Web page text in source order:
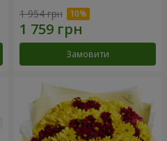
1 954 грн
Замовити